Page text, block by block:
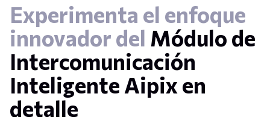
Experimenta el enfoque
innovador del Módulo de
Intercomunicación
Inteligente Aipix en
detalle